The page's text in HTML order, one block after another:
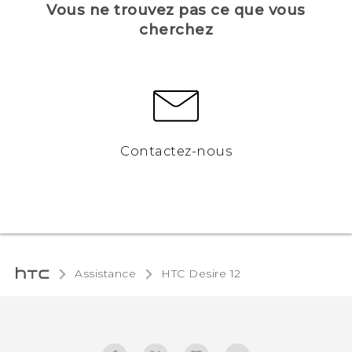
Vous ne trouvez pas ce que vous
cherchez
Contactez-nous
Assistance HTC Desire 12‎